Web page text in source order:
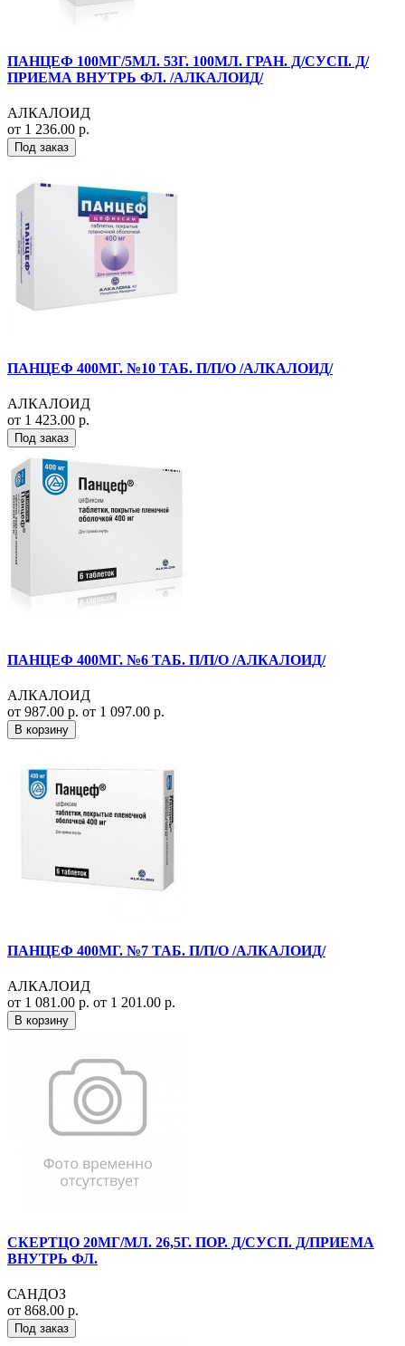
ПАНЦЕФ 100МГ/5МЛ. 53Г. 100МЛ. ГРАН. Д/СУСП. Д/
ПРИЕМА ВНУТРЬ ФЛ. /АЛКАЛОИД/
АЛКАЛОИД
от 1 236.00 р.
Под заказ
ПАНЦЕФ 400МГ. №10 ТАБ. П/П/О /АЛКАЛОИД/
АЛКАЛОИД
от 1 423.00 р.
Под заказ
ПАНЦЕФ 400МГ. №6 ТАБ. П/П/О /АЛКАЛОИД/
АЛКАЛОИД
от 987.00 р. от 1 097.00 р.
В корзину
ПАНЦЕФ 400МГ. №7 ТАБ. П/П/О /АЛКАЛОИД/
АЛКАЛОИД
от 1 081.00 р. от 1 201.00 р.
В корзину
СКЕРТЦО 20МГ/МЛ. 26,5Г. ПОР. Д/СУСП. Д/ПРИЕМА
ВНУТРЬ ФЛ.
САНДОЗ
от 868.00 р.
Под заказ